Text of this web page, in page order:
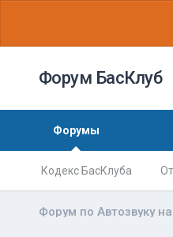
Форум БасКлуб
Форумы
Кодекс БасКлуба
Форум по Автозвуку